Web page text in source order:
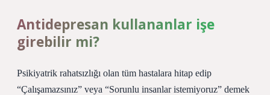
Antidepresan kullananlar işe
girebilir mi?
Psikiyatrik rahatsızlığı olan tüm hastalara hitap edip
“Çalışamazsınız” veya “Sorunlu insanlar istemiyoruz” demek